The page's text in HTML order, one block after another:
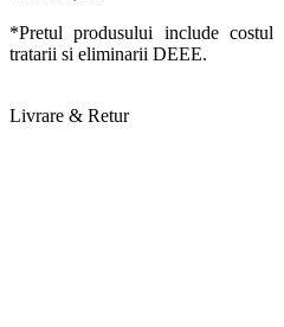
*Pretul produsului include
tratarii si eliminarii DEEE.
Livrare & Retur